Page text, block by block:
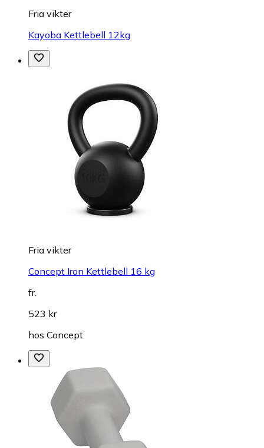
Fria vikter
Kayoba Kettlebell 12kg
Fria vikter
Concept Iron Kettlebell 16 kg
fr.
523 kr
hos Concept